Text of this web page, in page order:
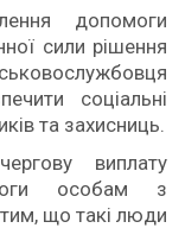
допомоги
сили рішення
соціальні
та захисниць.
виплату
особам з
тим, що такі люди